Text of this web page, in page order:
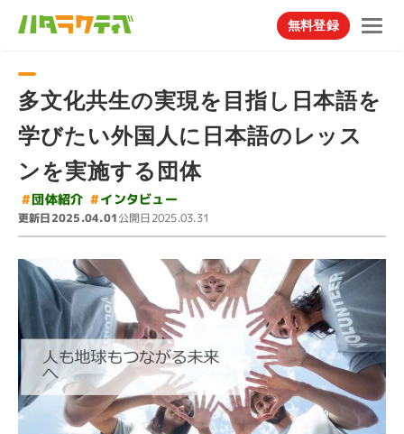
無料登録
多文化共生の実現を目指し日本語を
学びたい外国人に日本語のレッス
ンを実施する団体
#団体紹介 #インタビュー
更新日2025.04.01公開日2025.03.31